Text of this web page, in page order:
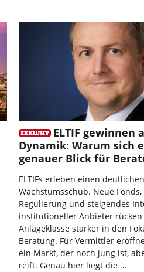
ELTIF gewinnen
Dynamik: Warum sich
genauer Blick für
ELTIFs erleben einen deutlichen
Wachstumsschub. Neue
Regulierung und steigendes
institutioneller Anbieter
Anlageklasse stärker in den
Beratung. Für Vermittler
ein Markt, der noch jung ist,
reift. Genau hier liegt die …